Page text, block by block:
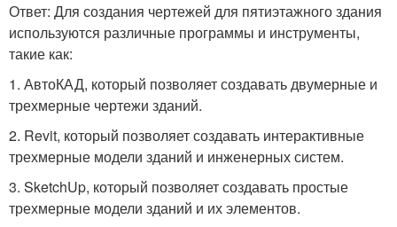
Ответ: Для создания чертежей для пятиэтажного здания
используются различные программы и инструменты,
такие как:
1. АвтоКАД, который позволяет создавать двумерные и
трехмерные чертежи зданий.
2. Revit, который позволяет создавать интерактивные
трехмерные модели зданий и инженерных систем.
3. SketchUp, который позволяет создавать простые
трехмерные модели зданий и их элементов.